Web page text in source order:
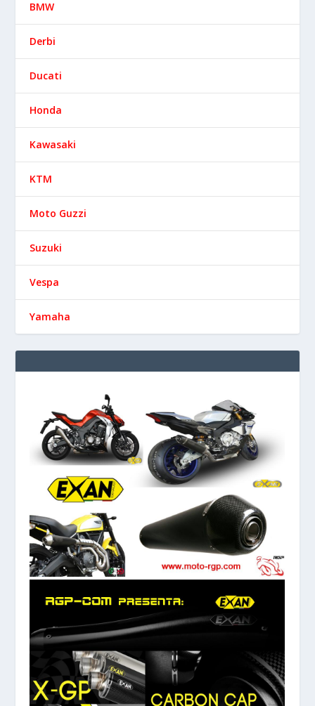
BMW
Derbi
Ducati
Honda
Kawasaki
KTM
Moto Guzzi
Suzuki
Vespa
Yamaha